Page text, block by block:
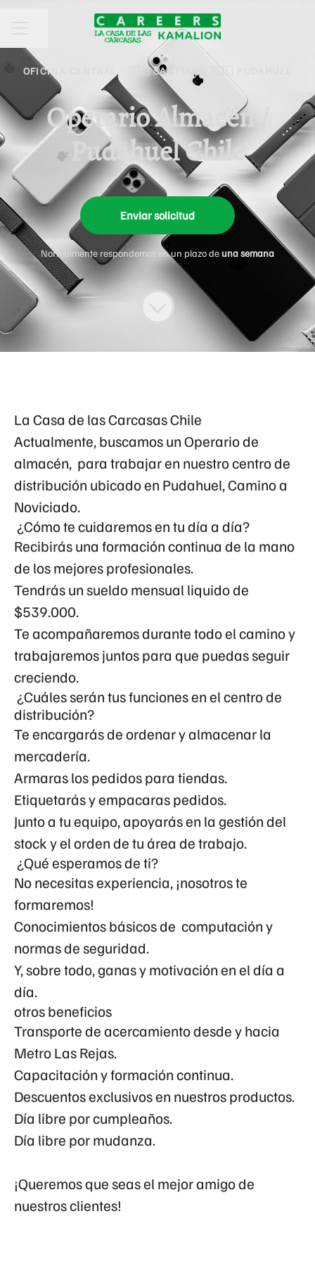
MENÚ DE EMPLEO
Compartir página
OFICINA CENTRAL 🇨🇱 SANTIAGO, 🇨🇱 PUDAHUEL
Operario Almacén /
Pudahuel Chile
Enviar solicitud
Normalmente respondemos en un plazo de una semana
La Casa de las Carcasas Chile
Actualmente, buscamos unOperario de
almacén, para trabajar en nuestro centro de
distribución ubicado en Pudahuel, Camino a
Noviciado.
¿Cómo te cuidaremos en tu día a día?
Recibirás una formación continua de la mano
de los mejores profesionales.
Tendrás un sueldo mensual liquido de
$539.000.
Te acompañaremos durante todo el camino y
trabajaremos juntos para que puedas seguir
creciendo.
¿Cuáles serán tus funciones en el centro de
distribución?
Te encargarás de ordenar y almacenar la
mercadería.
Armaras los pedidos para tiendas.
Etiquetarás y empacaras pedidos.
Junto a tu equipo, apoyarás en la gestión del
stock y el orden de tu área de trabajo.
¿Qué esperamos de ti?
No necesitas experiencia, ¡nosotros te
formaremos!
Conocimientos básicos de computación y
normas de seguridad.
Y, sobre todo, ganas y motivación en el día a
día.
otros beneficios
Transporte de acercamiento desde y hacia
Metro Las Rejas.
Capacitación y formación continua.
Descuentos exclusivos en nuestros productos.
Día libre por cumpleaños.
Día libre por mudanza.
¡Queremos que seas el mejor amigo de
nuestros clientes!